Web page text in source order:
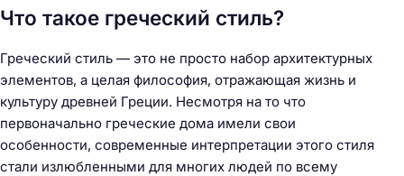
Что такое греческий стиль?
Греческий стиль — это не просто набор архитектурных
элементов, а целая философия, отражающая жизнь и
культуру древней Греции. Несмотря на то что
первоначально греческие дома имели свои
особенности, современные интерпретации этого стиля
стали излюбленными для многих людей по всему